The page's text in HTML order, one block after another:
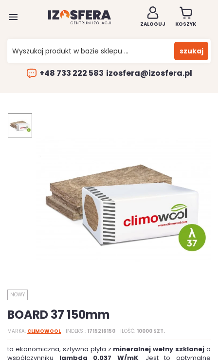

ZALOGUJ KOSZYK
szukaj
+48 733 222 583 izosfera@izosfera.pl
NOWY
BOARD 37 150mm
MARKA CLIMOWOOL INDEKS 1715216150 ILOŚĆ 10000 SZT.
to ekonomiczna, sztywna płyta z mineralnej wełny szklanej o
współczynniku lambda 0,037 W/mK. Jest to optymalne